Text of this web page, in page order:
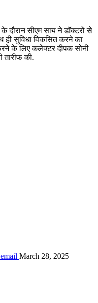
दौरान सीएम साय ने डॉक्टरों से
ही सुविधा विकसित करने का
के लिए कलेक्टर दीपक सोनी
तारीफ की.
March 28, 2025